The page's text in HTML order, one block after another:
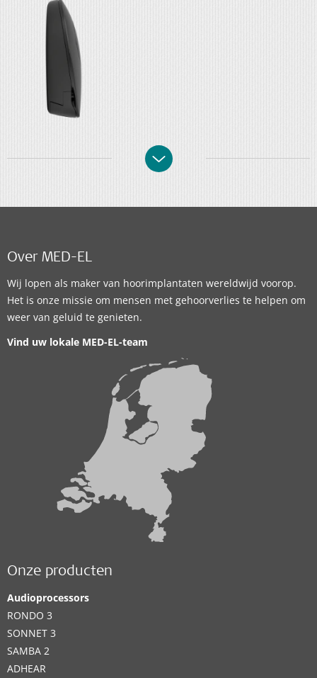
Over MED-EL
Wij lopen als maker van hoorimplantaten wereldwijd voorop.
Het is onze missie om mensen met gehoorverlies te helpen om
weer van geluid te genieten.
Vind uw lokale MED-EL-team
Onze producten
Audioprocessors
RONDO 3
SONNET 3
SAMBA 2
ADHEAR